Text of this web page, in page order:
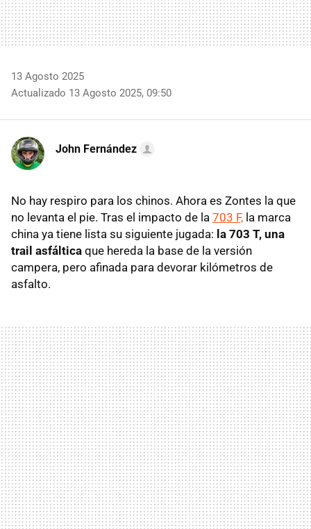
13 Agosto 2025
Actualizado 13 Agosto 2025, 09:50
John Fernández
No hay respiro para los chinos. Ahora es Zontes la que
no levanta el pie. Tras el impacto de la 703 F, la marca
china ya tiene lista su siguiente jugada: la 703 T, una
trail asfáltica que hereda la base de la versión
campera, pero afinada para devorar kilómetros de
asfalto.